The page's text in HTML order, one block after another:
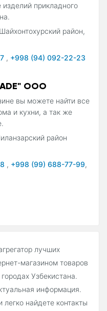
прикладного
район,
, +998 (94) 092-22-23
OOO
вы можете найти все
и кухни, а так же
район
, +998 (99) 688-77-99,
лучших
магазином товаров
Узбекистана.
информация.
найдете контакты